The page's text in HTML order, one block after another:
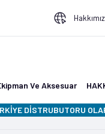
Ve Aksesuar
DİSTRUBUTORU